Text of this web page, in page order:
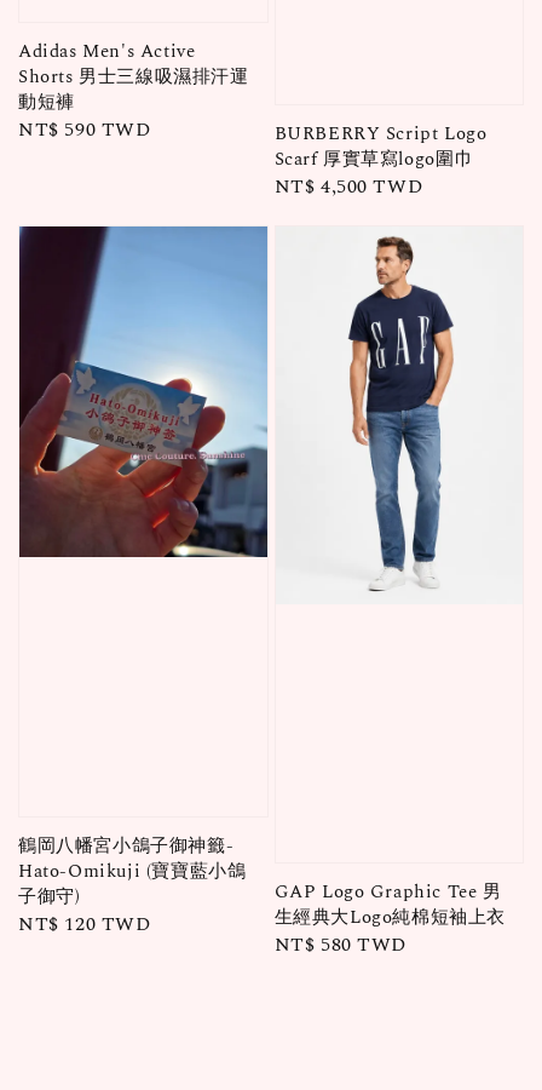
Adidas Men's Active
Shorts 男士三線吸濕排汗運
動短褲
Regular
NT$ 590 TWD
BURBERRY Script Logo
Scarf 厚實草寫logo圍巾
Regular
NT$ 4,500 TWD
鶴岡八幡宮小鴿子御神籤-
Hato-Omikuji (寶寶藍小鴿
子御守)
Regular
NT$ 120 TWD
GAP Logo Graphic Tee 男
生經典大Logo純棉短袖上衣
Regular
NT$ 580 TWD